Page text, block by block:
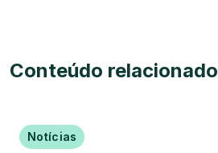
Conteúdo relacionado
Notícias